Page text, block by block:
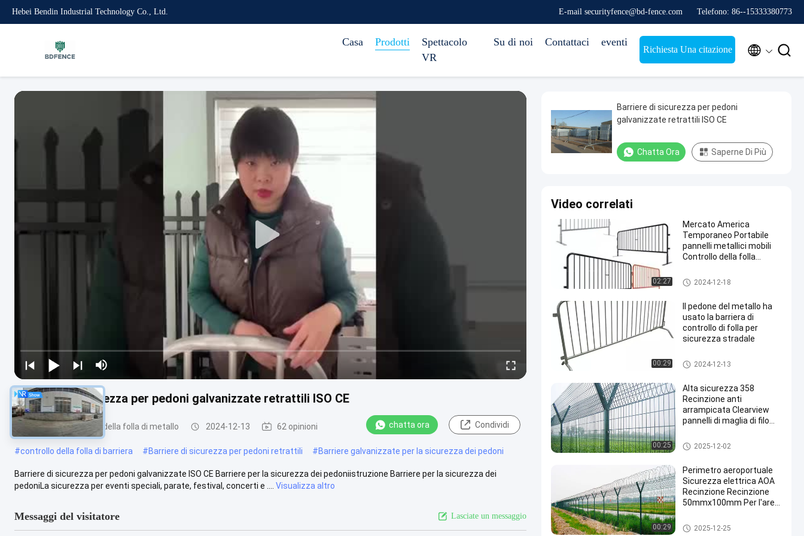
Hebei Bendin Industrial Technology Co., Ltd. E-mail securityfence@bd-fence.com Telefono: 86--15333380773
Casa Prodotti
Spettacolo
VR
Su di noi Contattaci eventi
Richiesta Una citazione  
Barriere di sicurezza per pedoni galvanizzate retrattili ISO CE
Barriere di controllo della folla di metallo 2024-12-13 62 opinioni chatta ora Condividi
#controllo della folla di barriera #Barriere di sicurezza per pedoni retrattili #Barriere galvanizzate per la sicurezza dei pedoni
Barriere di sicurezza per pedoni galvanizzate ISO CE Barriere per la sicurezza dei pedoniistruzione Barriere per la sicurezza dei
pedoniLa sicurezza per eventi speciali, parate, festival, concerti e ....
Visualizza altro
Messaggi del visitatore Lasciate un messaggio
Barriere di sicurezza per pedoni
galvanizzate retrattili ISO CE
Chatta Ora Saperne Di Più
Video correlati
02:27
Mercato America
Temporaneo Portabile
pannelli metallici mobili
Controllo della folla
Recinzione in vendita
Barriere di controllo della folla
di metallo
2024-12-18
00:29
Il pedone del metallo ha
usato la barriera di
controllo di folla per
sicurezza stradale
Barriere di controllo della folla
di metallo
2024-12-13
00:25
Alta sicurezza 358
Recinzione anti
arrampicata Clearview
pannelli di maglia di filo
galvanizzato
Recinzione AOA
2025-12-02
00:29
Perimetro aeroportuale
Sicurezza elettrica AOA
Recinzione Recinzione
50mmx100mm Per l'area
Recinzione AOA
2025-12-25